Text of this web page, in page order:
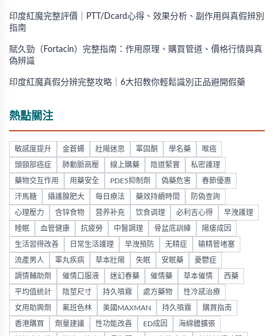
印度紅魔完整評價｜PTT/Dcard心得、效果分析、副作用與真假辨別
指南
賦久勁（Fortacin）完整指南：作用原理、購買管道、價格行情與真
偽辨識
印度紅魔真假分辨完整攻略｜6大招教你輕鬆識別正品避開假藥
熱點關注
敏感度提升 金蒼蠅 壯陽迷思 睪固酮 學名藥 喉癌
頭頸部癌症 肺動脈高壓 線上購藥 陰道緊實 私密護理
藥物交互作用 用藥安全 PDE5抑制劑 偽藥危害 春節優惠
汗馬糖 攝護腺肥大 每日療法 藥效持續時間 防偽查詢
心理壓力 含锌食物 营养补充 饮食调理 必利吉心得 早洩護理
睡眠 血管健康 抗疲勞 中醫調理 骨盆底訓練 陽痿成因
生活習得改善 日常生活護理 早洩預防 无精症 输精管堵塞
流產男人 睪丸疾病 草本壯陽 失眠 安眠藥 憂鬱症
調情輔助劑 催情口服液 迷幻春藥 催情藥 草本催情 西藥
平均值統計 陰莖尺寸 持久噴霧 處方藥物 性冷感治療
女用助興劑 氟班色林 美國MAXMAN 持久噴霧 購買指南
香港購買 劑量建議 性功能改善 ED成因 海綿體擴張